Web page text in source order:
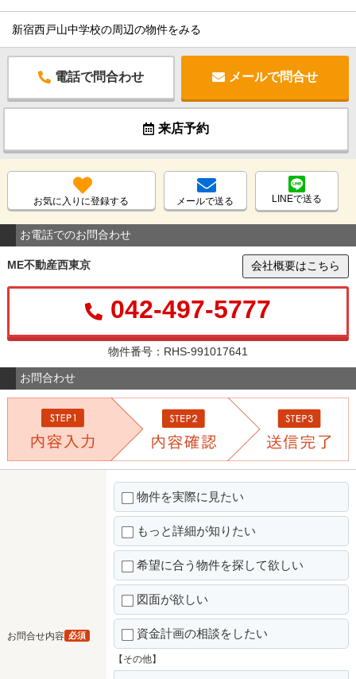
新宿西戸山中学校の周辺の物件をみる
電話で問合わせ メールで問合せ
来店予約
お気に入りに登録する メールで送る LINEで送る
お電話でのお問合わせ
ME不動産西東京 会社概要はこちら
042-497-5777
物件番号：RHS-991017641
お問合わせ
お問合せ内容 必須
物件を実際に見たい
もっと詳細が知りたい
希望に合う物件を探して欲しい
図面が欲しい
資金計画の相談をしたい
【その他】